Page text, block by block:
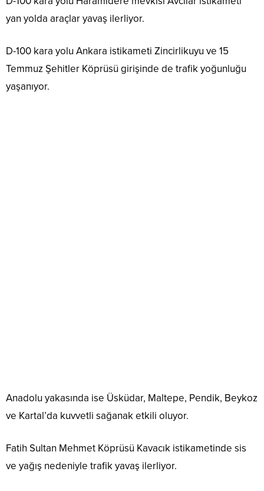
yan yolda araçlar yavaş ilerliyor.
D-100 kara yolu Ankara istikameti Zincirlikuyu ve 15
Temmuz Şehitler Köprüsü girişinde de trafik yoğunluğu
yaşanıyor.
Anadolu yakasında ise Üsküdar, Maltepe, Pendik, Beykoz
ve Kartal’da kuvvetli sağanak etkili oluyor.
Fatih Sultan Mehmet Köprüsü Kavacık istikametinde sis
ve yağış nedeniyle trafik yavaş ilerliyor.